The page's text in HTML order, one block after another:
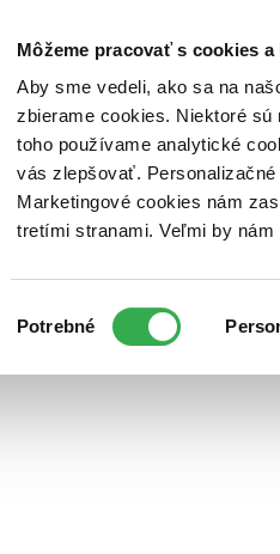
Môžeme pracovať s cookies
Aby sme vedeli, ako sa na
zbierame cookies. Niektoré sú
toho používame analytické
vás zlepšovať.
Marketingové cookies nám
tretími stranami. Veľmi by
súhlasu
Potrebné
Poukážky Kontakt